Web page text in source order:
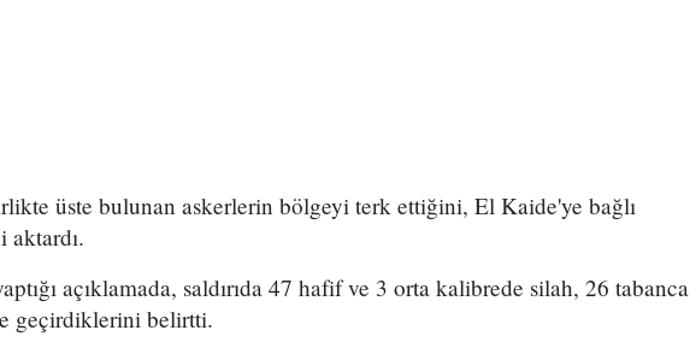
üste bulunan askerlerin bölgeyi terk ettiğini, El Kaide'ye bağlı
aktardı.
açıklamada, saldırıda 47 hafif ve 3 orta kalibrede silah, 26 tabanca
geçirdiklerini belirtti.